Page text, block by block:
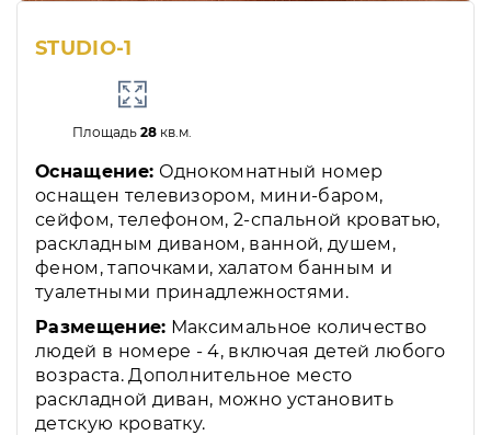
STUDIO-1
Площадь28 кв.м.
Оснащение: Однокомнатный номер
оснащен телевизором, мини-баром,
сейфом, телефоном, 2-спальной кроватью,
раскладным диваном, ванной, душем,
феном, тапочками, халатом банным и
туалетными принадлежностями.
Размещение: Максимальное количество
людей в номере - 4, включая детей любого
возраста. Дополнительное место
раскладной диван, можно установить
детскую кроватку.